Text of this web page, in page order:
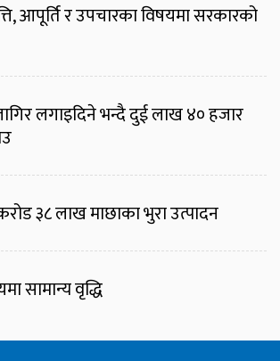
आपूर्ति र उपचारका विषयमा सरकारको
लगाइदिने भन्दै दुई लाख ४० हजार
३८ लाख माछाका भुरा उत्पादन
सामान्य वृद्धि